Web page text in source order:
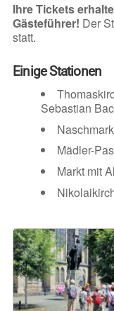
Ihre Tickets
Gästeführer! Der
statt.
Einige Stationen
Sebastian
Mädler-
Markt mit